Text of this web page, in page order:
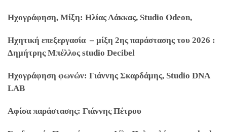
Ηχογράφηση, Μίξη: Ηλίας Λάκκας, Studio Odeon,
Ηχητική επεξεργασία – μίξη 2ης παράστασης του 2026 :
Δημήτρης Μπέλλος studio Decibel
Ηχογράφηση φωνών: Γιάννης Σκαρδάμης, Studio DNA
LAB
Αφίσα παράστασης: Γιάννης Πέτρου